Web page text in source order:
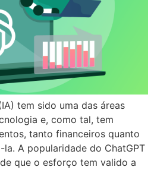
tem sido uma das áreas
e, como tal, tem
tanto financeiros quanto
A popularidade do ChatGPT
que o esforço tem valido a